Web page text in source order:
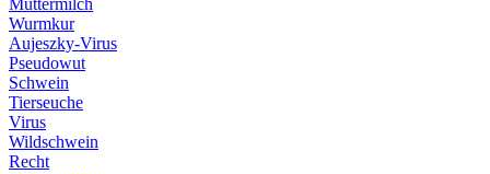
Muttermilch
Wurmkur
Aujeszky-Virus
Pseudowut
Schwein
Tierseuche
Virus
Wildschwein
Recht